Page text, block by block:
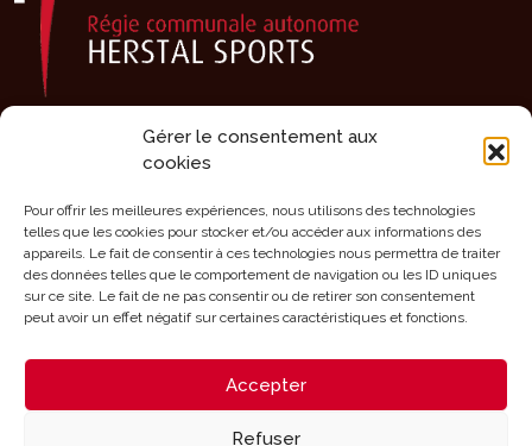
Gérer le consentement aux
cookies
Pour offrir les meilleures expériences, nous utilisons des technologies
telles que les cookies pour stocker et/ou accéder aux informations des
appareils. Le fait de consentir à ces technologies nous permettra de traiter
des données telles que le comportement de navigation ou les ID uniques
sur ce site. Le fait de ne pas consentir ou de retirer son consentement
peut avoir un effet négatif sur certaines caractéristiques et fonctions.
Accepter
Refuser
Présentation
Agenda
Clubs sportifs
Infrastructures
Mérites
Aides